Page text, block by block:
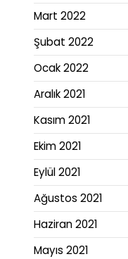
Mart 2022
Şubat 2022
Ocak 2022
Aralık 2021
Kasım 2021
Ekim 2021
Eylül 2021
Ağustos 2021
Haziran 2021
Mayıs 2021